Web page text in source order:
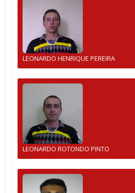
LEONARDO HENRIQUE PEREIRA
LEONARDO ROTONDO PINTO